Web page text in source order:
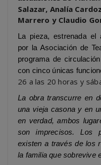
Salazar, Analía
Marrero y Claudio
La pieza, estrenada el
por la Asociación de
programa de
con cinco únicas
26 a las 20 horas y
La obra transcurre en
una vieja casona y en
en verdad, ambos
son imprecisos. Los
existen a través de los
la familia que sobrevive